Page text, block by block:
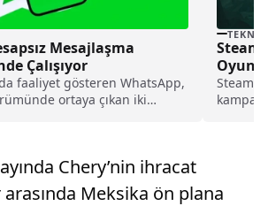
Mesajlaşma
Çalışıyor
faaliyet gösteren WhatsApp,
ortaya çıkan iki
Steam
Steam,
Chery’nin ihracat
arasında Meksika ön plana